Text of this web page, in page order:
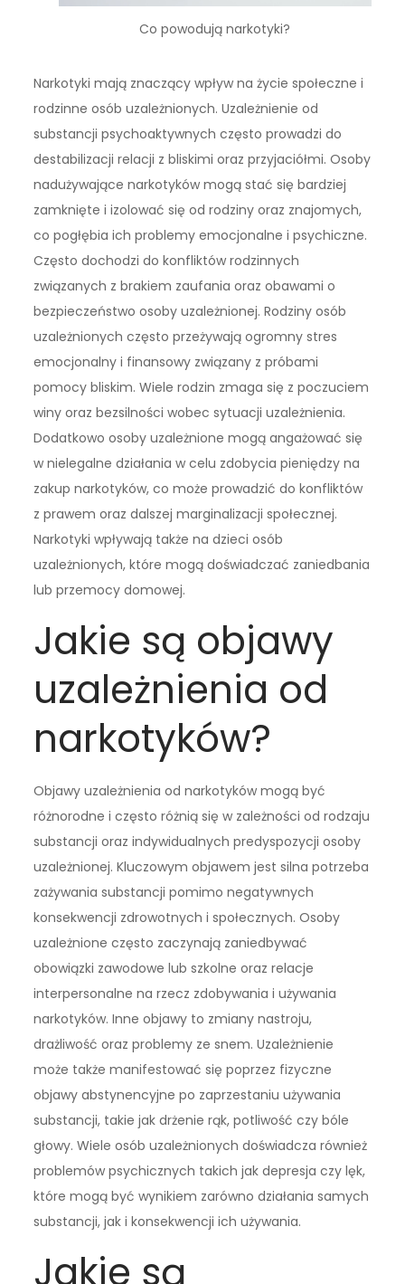
Co powodują narkotyki?
Narkotyki mają znaczący wpływ na życie społeczne i
rodzinne osób uzależnionych. Uzależnienie od
substancji psychoaktywnych często prowadzi do
destabilizacji relacji z bliskimi oraz przyjaciółmi. Osoby
nadużywające narkotyków mogą stać się bardziej
zamknięte i izolować się od rodziny oraz znajomych,
co pogłębia ich problemy emocjonalne i psychiczne.
Często dochodzi do konfliktów rodzinnych
związanych z brakiem zaufania oraz obawami o
bezpieczeństwo osoby uzależnionej. Rodziny osób
uzależnionych często przeżywają ogromny stres
emocjonalny i finansowy związany z próbami
pomocy bliskim. Wiele rodzin zmaga się z poczuciem
winy oraz bezsilności wobec sytuacji uzależnienia.
Dodatkowo osoby uzależnione mogą angażować się
w nielegalne działania w celu zdobycia pieniędzy na
zakup narkotyków, co może prowadzić do konfliktów
z prawem oraz dalszej marginalizacji społecznej.
Narkotyki wpływają także na dzieci osób
uzależnionych, które mogą doświadczać zaniedbania
lub przemocy domowej.
Jakie są objawy
uzależnienia od
narkotyków?
Objawy uzależnienia od narkotyków mogą być
różnorodne i często różnią się w zależności od rodzaju
substancji oraz indywidualnych predyspozycji osoby
uzależnionej. Kluczowym objawem jest silna potrzeba
zażywania substancji pomimo negatywnych
konsekwencji zdrowotnych i społecznych. Osoby
uzależnione często zaczynają zaniedbywać
obowiązki zawodowe lub szkolne oraz relacje
interpersonalne na rzecz zdobywania i używania
narkotyków. Inne objawy to zmiany nastroju,
drażliwość oraz problemy ze snem. Uzależnienie
może także manifestować się poprzez fizyczne
objawy abstynencyjne po zaprzestaniu używania
substancji, takie jak drżenie rąk, potliwość czy bóle
głowy. Wiele osób uzależnionych doświadcza również
problemów psychicznych takich jak depresja czy lęk,
które mogą być wynikiem zarówno działania samych
substancji, jak i konsekwencji ich używania.
Jakie są